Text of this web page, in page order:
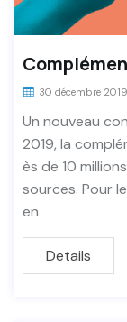
30 décembre 2019
Un nouveau
2019, la
ès de 10
sources. Pour
en
Details